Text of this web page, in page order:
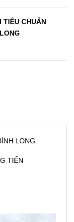
TIÊU CHUẨN
LONG
TIẾN